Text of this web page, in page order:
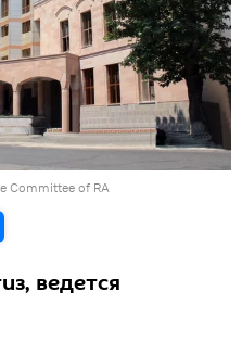
Committee of RA
ведется